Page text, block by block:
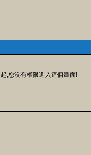
,您沒有權限進入這個畫面!